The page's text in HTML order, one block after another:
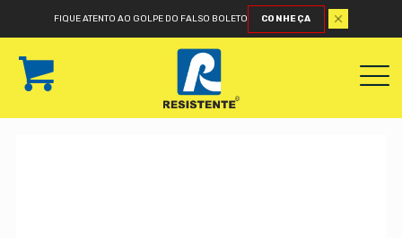
FIQUE ATENTO AO GOLPE DO FALSO BOLETO CONHEÇA